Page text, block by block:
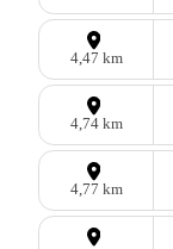
4,47 km
4,74 km
4,77 km